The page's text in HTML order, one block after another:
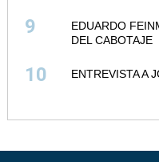
9
EDUARDO
DEL CABOTAJE
10 ENTREVISTA A